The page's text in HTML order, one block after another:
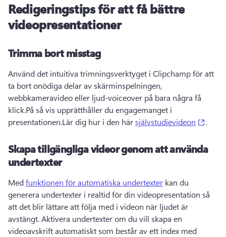
Redigeringstips för att få bättre
videopresentationer
Trimma bort misstag
Använd det intuitiva trimningsverktyget i Clipchamp för att
ta bort onödiga delar av skärminspelningen,
webbkameravideo eller ljud-voiceover på bara några få
klick.På så vis upprätthåller du engagemanget i
presentationen.Lär dig hur i den här självstudievideon .
Skapa tillgängliga videor genom att använda
undertexter
Med funktionen för automatiska undertexter kan du
generera undertexter i realtid för din videopresentation så
att det blir lättare att följa med i videon när ljudet är
avstängt. Aktivera undertexter om du vill skapa en
videoavskrift automatiskt som består av ett index med